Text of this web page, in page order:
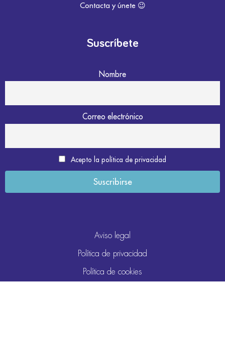
Contacta y únete 😉
Suscríbete
Nombre
Correo electrónico
Acepto la política de privacidad
Aviso legal
Política de privacidad
Política de cookies